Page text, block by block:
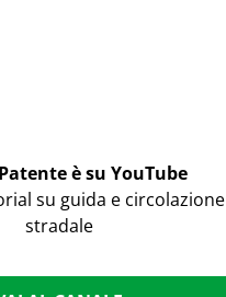
è su YouTube
su guida e circolazione
stradale